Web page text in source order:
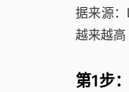
据来源
越来越
第1步